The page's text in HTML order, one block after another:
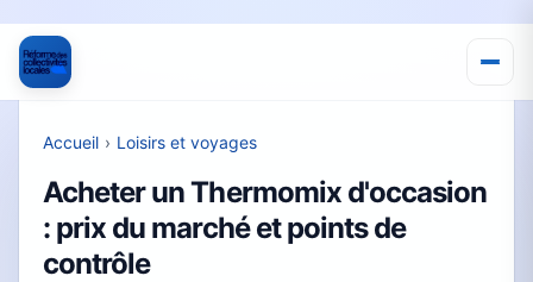
Accueil › Loisirs et voyages
Acheter un Thermomix d'occasion
: prix du marché et points de
contrôle